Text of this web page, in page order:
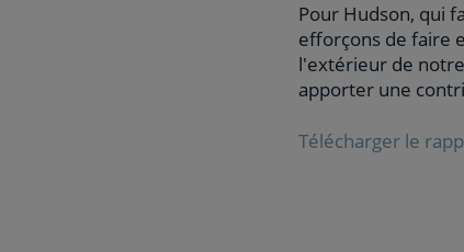
Pour Hudson, qui
efforçons de faire
l'extérieur de
apporter une
Télécharger le